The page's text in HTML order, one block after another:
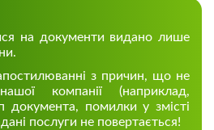
на документи видано лише
з причин, що не
компанії (наприклад,
документа, помилки у змісті
послуги не повертається!